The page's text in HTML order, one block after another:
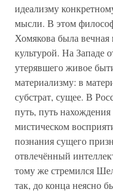
идеализму
мысли. В этом
Хомякова была вечная
культурой. На Западе
утерявшего живое
материализму: в
субстрат, сущее. В
путь, путь
мистическом
познания сущего
отвлечённый
тому же стремился
так, до конца неясно